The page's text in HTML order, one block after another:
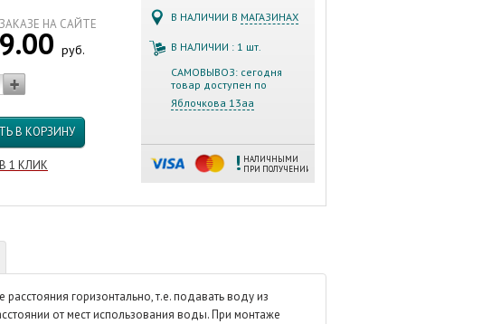
В НАЛИЧИИ В МАГАЗИНАХ
В НАЛИЧИИ : 1 шт.
САМОВЫВОЗ: сегодня
товар доступен по
Яблочкова 13аа
НАЛИЧНЫМИ
ПРИ ПОЛУЧЕНИИ
НА САЙТЕ
руб.
В КОРЗИНУ
1 КЛИК
горизонтально, т.е. подавать воду из
от мест использования воды. При монтаже